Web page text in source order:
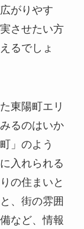
がりやす
させたい方
るでしょ
東陽町エリ
るのはいか
」のよう
入れられる
の住まいと
、街の雰囲
など、情報